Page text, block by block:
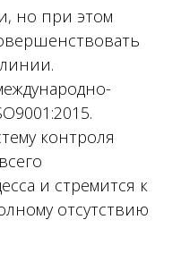
но при этом
контроля
и стремится к
отсутствию